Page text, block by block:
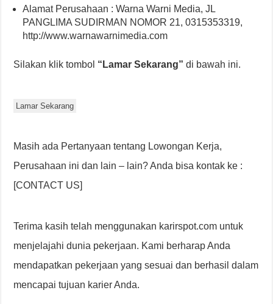
Alamat Perusahaan : Warna Warni Media, JL
PANGLIMA SUDIRMAN NOMOR 21, 0315353319,
http://www.warnawarnimedia.com
Silakan klik tombol “Lamar Sekarang” di bawah ini.
Lamar Sekarang
Masih ada Pertanyaan tentang Lowongan Kerja,
Perusahaan ini dan lain – lain? Anda bisa kontak ke :
[CONTACT US]
Terima kasih telah menggunakan karirspot.com untuk
menjelajahi dunia pekerjaan. Kami berharap Anda
mendapatkan pekerjaan yang sesuai dan berhasil dalam
mencapai tujuan karier Anda.